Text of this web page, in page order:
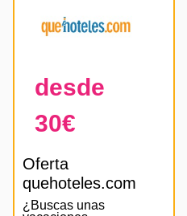
desde
30€
Oferta
quehoteles.com
¿Buscas unas